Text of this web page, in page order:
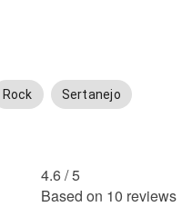
Rock Sertanejo
4.6 /5
Based on 10 reviews